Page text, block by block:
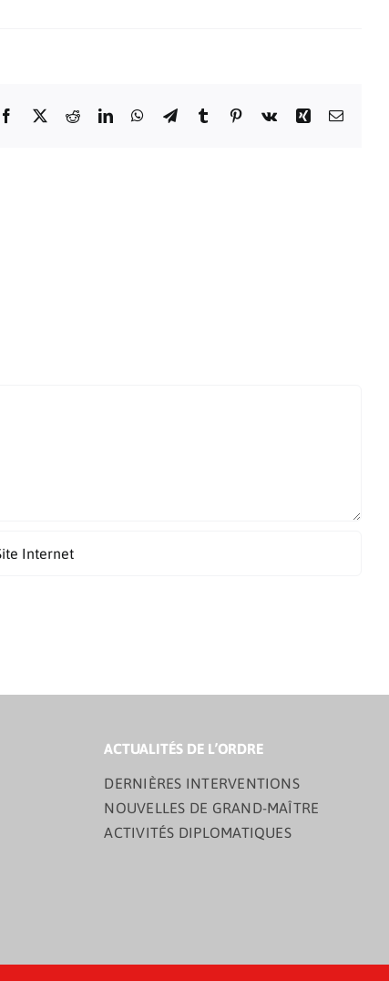
Facebook
X RedditLinkedInWhatsApp
TelegramTumblr Pinterest
Vk Xing Email
ACTUALITÉS DE L’ORDRE
DERNIÈRES INTERVENTIONS
NOUVELLES DE GRAND-MAÎTRE
ACTIVITÉS DIPLOMATIQUES